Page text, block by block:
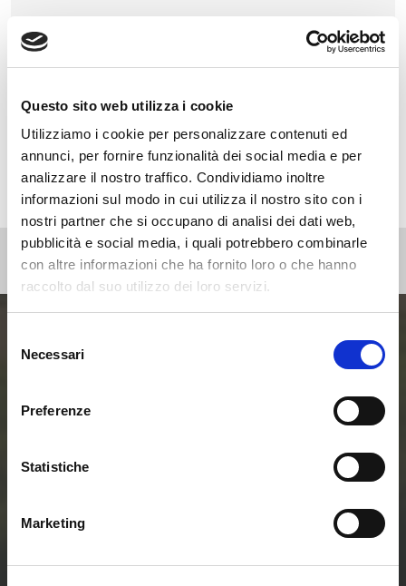
Questo sito web utilizza i cookie
Utilizziamo i cookie per personalizzare contenuti ed
annunci, per fornire funzionalità dei social media e per
analizzare il nostro traffico. Condividiamo inoltre
informazioni sul modo in cui utilizza il nostro sito con i
nostri partner che si occupano di analisi dei dati web,
pubblicità e social media, i quali potrebbero combinarle
con altre informazioni che ha fornito loro o che hanno
raccolto dal suo utilizzo dei loro servizi.
delNecessari
Preferenze
Statistiche
Marketing
Press
Webinar
Entra ora nel mondo
delle Smart Home e
Rinnovabili